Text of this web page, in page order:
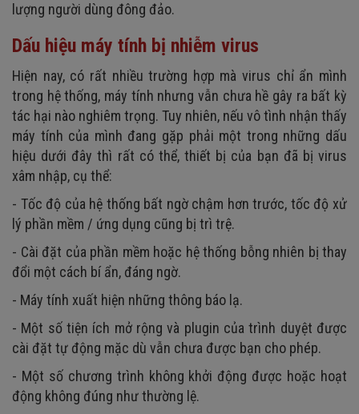
lượng người dùng đông đảo.
Dấu hiệu máy tính bị nhiễm virus
Hiện nay, có rất nhiều trường hợp mà virus chỉ ẩn mình
trong hệ thống, máy tính nhưng vẫn chưa hề gây ra bất kỳ
tác hại nào nghiêm trọng. Tuy nhiên, nếu vô tình nhận thấy
máy tính của mình đang gặp phải một trong những dấu
hiệu dưới đây thì rất có thể, thiết bị của bạn đã bị virus
xâm nhập, cụ thể:
- Tốc độ của hệ thống bất ngờ chậm hơn trước, tốc độ xử
lý phần mềm / ứng dụng cũng bị trì trệ.
- Cài đặt của phần mềm hoặc hệ thống bỗng nhiên bị thay
đổi một cách bí ẩn, đáng ngờ.
- Máy tính xuất hiện những thông báo lạ.
- Một số tiện ích mở rộng và plugin của trình duyệt được
cài đặt tự động mặc dù vẫn chưa được bạn cho phép.
- Một số chương trình không khởi động được hoặc hoạt
động không đúng như thường lệ.